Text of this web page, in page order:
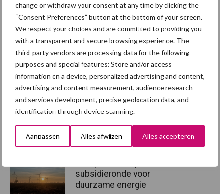
change or withdraw your consent at any time by clicking the
“Consent Preferences” button at the bottom of your screen.
We respect your choices and are committed to providing you
with a transparent and secure browsing experience. The
third-party vendors are processing data for the following
purposes and special features: Store and/or access
information on a device, personalized advertising and content,
advertising and content measurement, audience research,
and services development, precise geolocation data, and
identification through device scanning.
Aanpassen Alles afwijzen Alles accepteren
Bron:ABAB
Aanbevolen voor jou! subsidie
varkenshouderij
40 procent subsidie op
flexibiliteitsmaatregelen
subsidieronde voor
duurzame energie